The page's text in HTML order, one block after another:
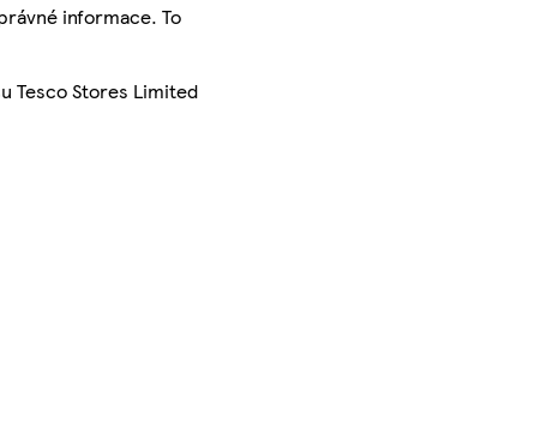
informace. To
Tesco Stores Limited